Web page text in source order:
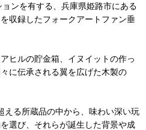
ンを有する、兵庫県姫路市にある
収録したフォークアートファン垂
ヒルの貯金箱、イヌイットの作っ
に伝承される翼を広げた木製の
る所蔵品の中から、味わい深い玩
選び、それらが誕生した背景や成